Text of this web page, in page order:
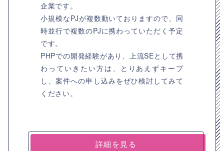
企業です。
小規模なPJが複数動いておりますので、同
時並行で複数のPJに携わっていただく予定
です。
PHPでの開発経験があり、上流SEとして携
わっていきたい方は、とりあえずキープ
し、案件への申し込みをぜひ検討してみて
ください。
詳細を見る